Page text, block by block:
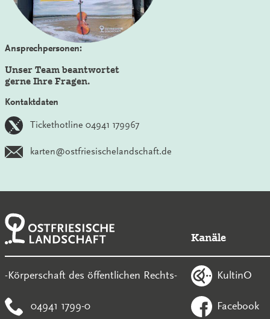
Ansprechpersonen:
Unser Team beantwortet
gerne Ihre Fragen.
Kontaktdaten
Tickethotline 04941 179967
karten@ostfriesischelandschaft.de
-Körperschaft des öffentlichen Rechts-
04941 1799-0
Kanäle
KultinO
Facebook